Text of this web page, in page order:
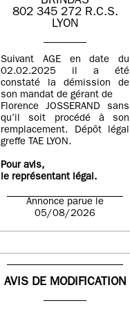
802 345 272 R.C.S.
LYON
Suivant AGE en date du
02.02.2025 il a été
constaté la démission de
son mandat de gérant de
Florence JOSSERAND sans
qu’il soit procédé à son
remplacement. Dépôt légal
greffe TAE LYON.
Pour avis,
le représentant légal.
Annonce parue le
05/08/2026
AVIS DE MODIFICATION